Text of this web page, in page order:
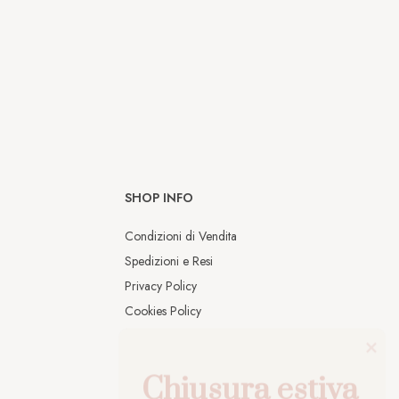
SHOP INFO
Condizioni di Vendita
Spedizioni e Resi
Privacy Policy
Cookies Policy